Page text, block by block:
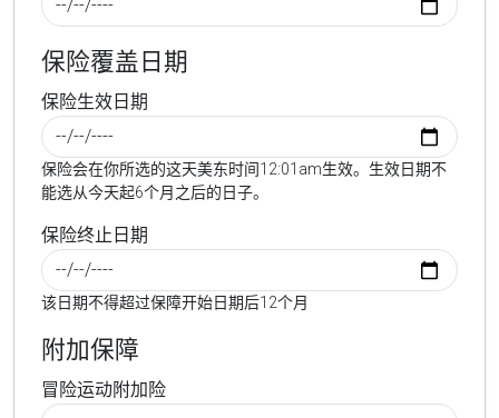
保险覆盖日期
保险生效日期
保险会在你所选的这天美东时间12:01am生效。生效日期不
能选从今天起6个月之后的日子。
保险终止日期
该日期不得超过保障开始日期后12个月
附加保障
冒险运动附加险